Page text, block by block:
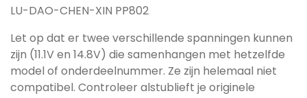
LU-DAO-CHEN-XIN PP802
Let op dat er twee verschillende spanningen kunnen
zijn (11.1V en 14.8V) die samenhangen met hetzelfde
model of onderdeelnummer. Ze zijn helemaal niet
compatibel. Controleer alstublieft je originele